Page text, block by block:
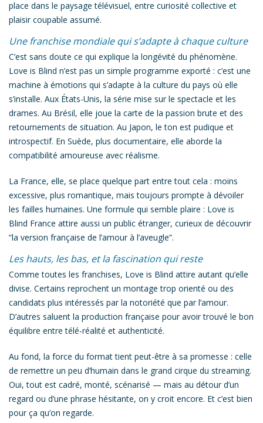
place dans le paysage télévisuel, entre curiosité collective et
plaisir coupable assumé.
Une franchise mondiale qui s’adapte à chaque culture
C’est sans doute ce qui explique la longévité du phénomène.
Love is Blind n’est pas un simple programme exporté : c’est une
machine à émotions qui s’adapte à la culture du pays où elle
s’installe. Aux États-Unis, la série mise sur le spectacle et les
drames. Au Brésil, elle joue la carte de la passion brute et des
retournements de situation. Au Japon, le ton est pudique et
introspectif. En Suède, plus documentaire, elle aborde la
compatibilité amoureuse avec réalisme.
La France, elle, se place quelque part entre tout cela : moins
excessive, plus romantique, mais toujours prompte à dévoiler
les failles humaines. Une formule qui semble plaire : Love is
Blind France attire aussi un public étranger, curieux de découvrir
“la version française de l’amour à l’aveugle”.
Les hauts, les bas, et la fascination qui reste
Comme toutes les franchises, Love is Blind attire autant qu’elle
divise. Certains reprochent un montage trop orienté ou des
candidats plus intéressés par la notoriété que par l’amour.
D’autres saluent la production française pour avoir trouvé le bon
équilibre entretélé-réalité et authenticité.
Au fond, la force du format tient peut-être à sa promesse : celle
de remettre un peu d’humain dans le grand cirque du streaming.
Oui, tout est cadré, monté, scénarisé — mais au détour d’un
regard ou d’une phrase hésitante, on y croit encore. Et c’est bien
pour ça qu’on regarde.